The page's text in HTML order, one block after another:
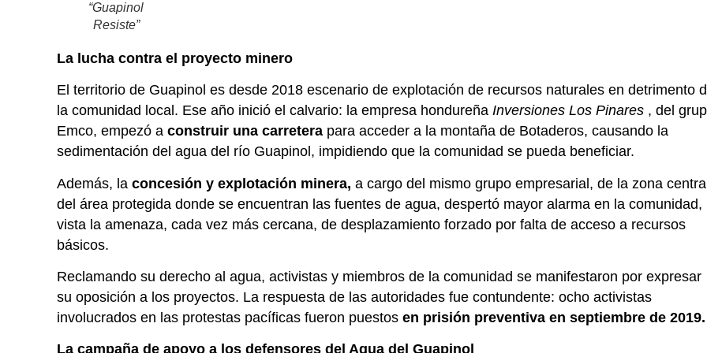
“Guapinol
Resiste”
La lucha contra el proyecto minero
El territorio de Guapinol es desde 2018 escenario de explotación de recursos naturales en detrimento
la comunidad local. Ese año inició el calvario: la empresa hondureña Inversiones Los Pinares , del
Emco, empezó a construir una carretera para acceder a la montaña de Botaderos, causando la
sedimentación del agua del río Guapinol, impidiendo que la comunidad se pueda beneficiar.
Además, la concesión y explotación minera, a cargo del mismo grupo empresarial, de la zona
del área protegida donde se encuentran las fuentes de agua, despertó mayor alarma en la comunidad,
vista la amenaza, cada vez más cercana, de desplazamiento forzado por falta de acceso a recursos
básicos.
Reclamando su derecho al agua, activistas y miembros de la comunidad se manifestaron por expresar
su oposición a los proyectos. La respuesta de las autoridades fue contundente: ocho activistas
involucrados en las protestas pacíficas fueron puestos en prisión preventiva en septiembre de 2019.
La campaña de apoyo a los defensores del Agua del Guapinol